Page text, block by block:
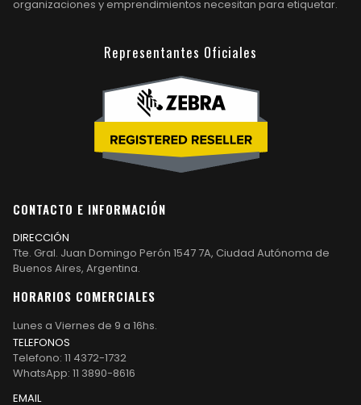
organizaciones y emprendimientos necesitan para etiquetar.
Representantes Oficiales
CONTACTO E INFORMACIÓN
DIRECCIÓN
Tte. Gral. Juan Domingo Perón 1547 7A, Ciudad Autónoma de
Buenos Aires, Argentina.
HORARIOS COMERCIALES
Lunes a Viernes de 9 a 16hs.
TELEFONOS
Telefono: 11 4372-1732
WhatsApp: 11 3890-8616